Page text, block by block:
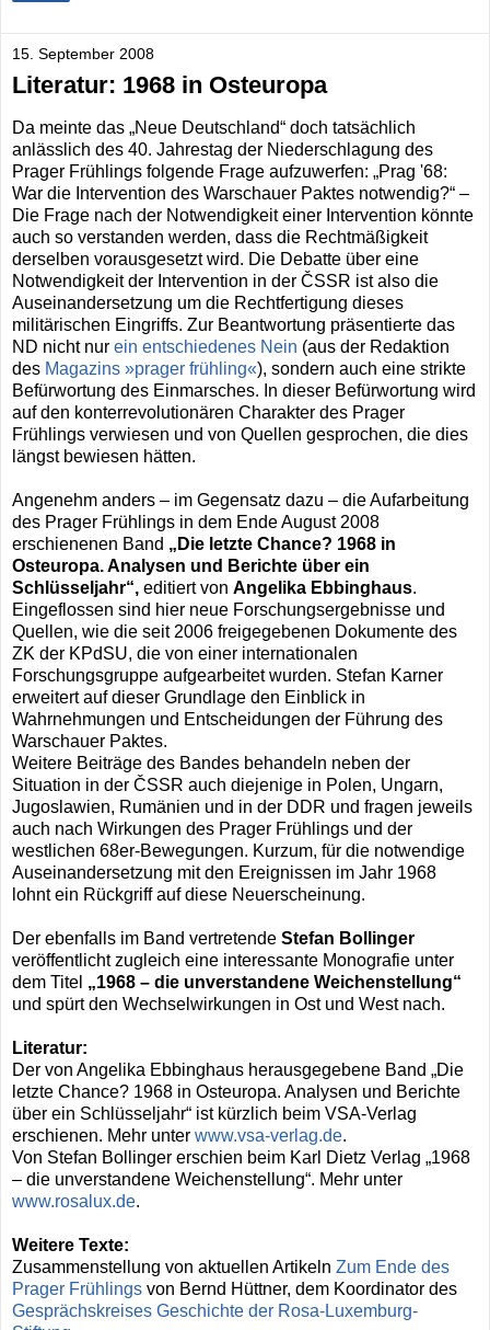
15. September 2008
Literatur: 1968 in Osteuropa
Da meinte das „Neue Deutschland“ doch tatsächlich
anlässlich des 40. Jahrestag der Niederschlagung des
Prager Frühlings folgende Frage aufzuwerfen: „Prag '68:
War die Intervention des Warschauer Paktes notwendig?“ –
Die Frage nach der Notwendigkeit einer Intervention könnte
auch so verstanden werden, dass die Rechtmäßigkeit
derselben vorausgesetzt wird. Die Debatte über eine
Notwendigkeit der Intervention in der ČSSR ist also die
Auseinandersetzung um die Rechtfertigung dieses
militärischen Eingriffs. Zur Beantwortung präsentierte das
ND nicht nur ein entschiedenes Nein (aus der Redaktion
des Magazins »prager frühling«), sondern auch eine strikte
Befürwortung des Einmarsches. In dieser Befürwortung wird
auf den konterrevolutionären Charakter des Prager
Frühlings verwiesen und von Quellen gesprochen, die dies
längst bewiesen hätten.
Angenehm anders – im Gegensatz dazu – die Aufarbeitung
des Prager Frühlings in dem Ende August 2008
erschienenen Band „Die letzte Chance? 1968 in
Osteuropa. Analysen und Berichte über ein
Schlüsseljahr“, editiert von Angelika Ebbinghaus.
Eingeflossen sind hier neue Forschungsergebnisse und
Quellen, wie die seit 2006 freigegebenen Dokumente des
ZK der KPdSU, die von einer internationalen
Forschungsgruppe aufgearbeitet wurden. Stefan Karner
erweitert auf dieser Grundlage den Einblick in
Wahrnehmungen und Entscheidungen der Führung des
Warschauer Paktes.
Weitere Beiträge des Bandes behandeln neben der
Situation in der ČSSR auch diejenige in Polen, Ungarn,
Jugoslawien, Rumänien und in der DDR und fragen jeweils
auch nach Wirkungen des Prager Frühlings und der
westlichen 68er-Bewegungen. Kurzum, für die notwendige
Auseinandersetzung mit den Ereignissen im Jahr 1968
lohnt ein Rückgriff auf diese Neuerscheinung.
Der ebenfalls im Band vertretende Stefan Bollinger
veröffentlicht zugleich eine interessante Monografie unter
dem Titel „1968 – die unverstandene Weichenstellung“
und spürt den Wechselwirkungen in Ost und West nach.
Literatur:
Der von Angelika Ebbinghaus herausgegebene Band „Die
letzte Chance? 1968 in Osteuropa. Analysen und Berichte
über ein Schlüsseljahr“ ist kürzlich beim VSA-Verlag
erschienen. Mehr unter www.vsa-verlag.de.
Von Stefan Bollinger erschien beim Karl Dietz Verlag „1968
– die unverstandene Weichenstellung“. Mehr unter
www.rosalux.de.
Weitere Texte:
Zusammenstellung von aktuellen Artikeln Zum Ende des
Prager Frühlings von Bernd Hüttner, dem Koordinator des
Gesprächskreises Geschichte der Rosa-Luxemburg-